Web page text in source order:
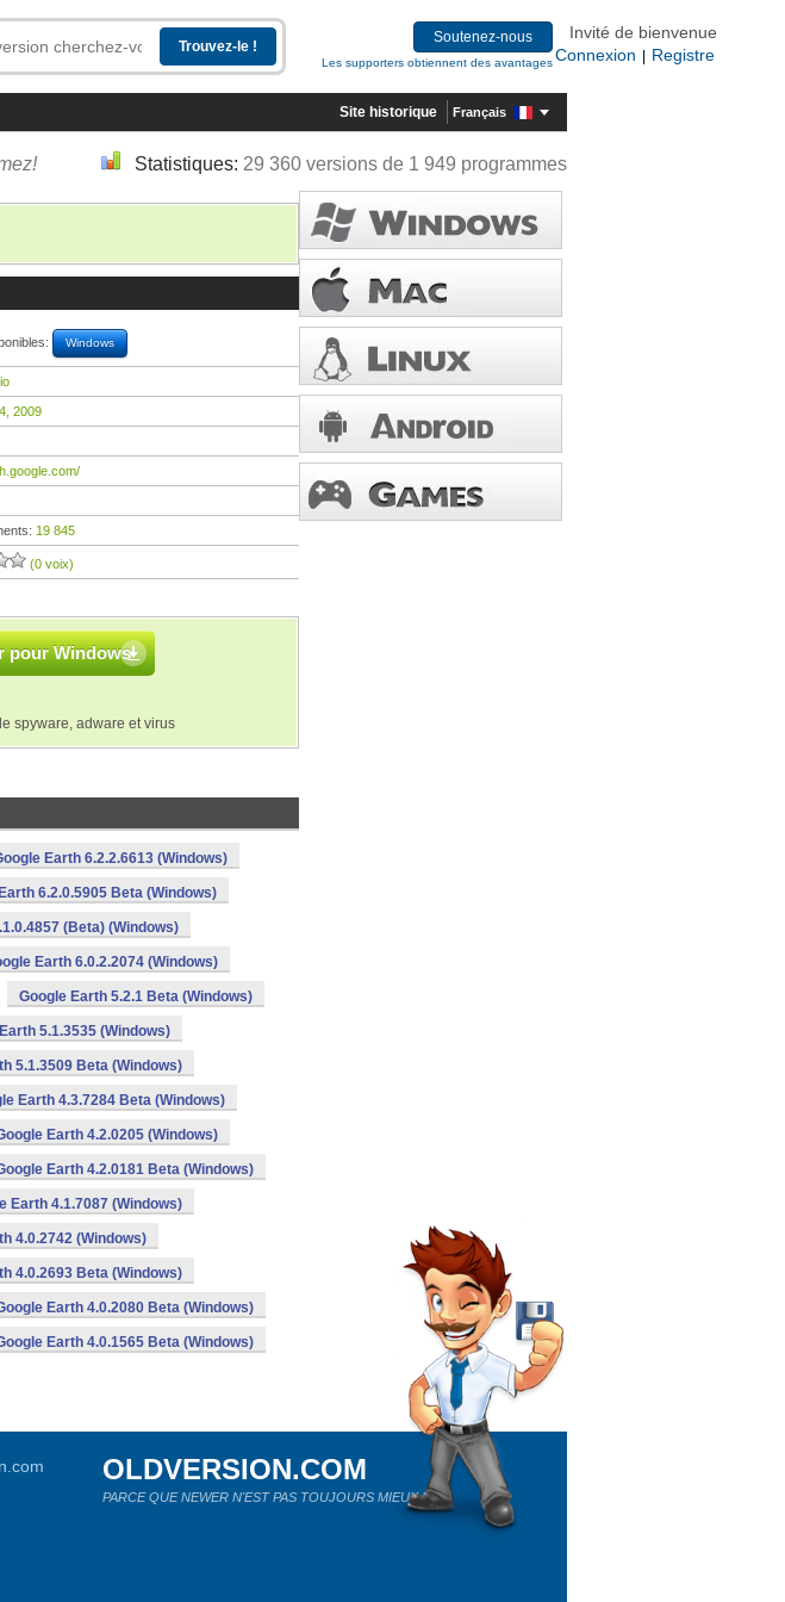
Soutenez-nous
Les supporters obtiennent des avantages
Invité de bienvenue
Connexion
Registre
Site historique Français
Statistiques: 29 360 versions de 1 949 programmes
Windows
2009
19 845
(0 voix)
pour Windows
spyware, adware et virus
Earth 6.2.2.6613 (Windows)
6.2.0.5905 Beta (Windows)
(Beta) (Windows)
Earth 6.0.2.2074 (Windows)
Google Earth 5.2.1 Beta (Windows)
5.1.3535 (Windows)
5.1.3509 Beta (Windows)
Earth 4.3.7284 Beta (Windows)
Earth 4.2.0205 (Windows)
Earth 4.2.0181 Beta (Windows)
Earth 4.1.7087 (Windows)
4.0.2742 (Windows)
4.0.2693 Beta (Windows)
Earth 4.0.2080 Beta (Windows)
Earth 4.0.1565 Beta (Windows)
OLDVERSION.COM
PARCE QUE NEWER N'EST PAS TOUJOURS MIEUX !